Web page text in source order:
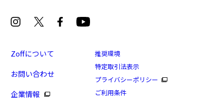
Zoffについて
お問い合わせ
企業情報
推奨環境
特定取引法表示
プライバシーポリシー
ご利用条件